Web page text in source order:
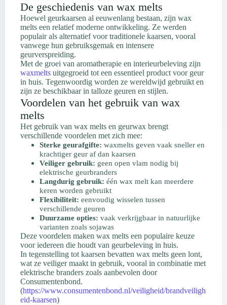
De geschiedenis van wax melts
Hoewel geurkaarsen al eeuwenlang bestaan, zijn wax
melts een relatief moderne ontwikkeling. Ze werden
populair als alternatief voor traditionele kaarsen, vooral
vanwege hun gebruiksgemak en intensere
geurverspreiding.
Met de groei van aromatherapie en interieurbeleving zijn
waxmelts uitgegroeid tot een essentieel product voor geur
in huis. Tegenwoordig worden ze wereldwijd gebruikt en
zijn ze beschikbaar in talloze geuren en stijlen.
Voordelen van het gebruik van wax
melts
Het gebruik van wax melts en geurwax brengt
verschillende voordelen met zich mee:
Sterke geurafgifte: waxmelts geven vaak sneller en
krachtiger geur af dan kaarsen
Veiliger gebruik: geen open vlam nodig bij
elektrische geurbranders
Langdurig gebruik: één wax melt kan meerdere
keren worden gebruikt
Flexibiliteit: eenvoudig wisselen tussen
verschillende geuren
Duurzame opties: vaak verkrijgbaar in natuurlijke
varianten zoals sojawas
Deze voordelen maken wax melts een populaire keuze
voor iedereen die houdt van geurbeleving in huis.
In tegenstelling tot kaarsen bevatten wax melts geen lont,
wat ze veiliger maakt in gebruik, vooral in combinatie met
elektrische branders zoals aanbevolen door
Consumentenbond.
(https://www.consumentenbond.nl/veiligheid/brandveiligh
eid-kaarsen)